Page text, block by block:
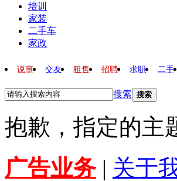
培训
家装
二手车
家政
说事 交友 租售 招聘 求职 二手
搜索 搜索
抱歉，指定的主
广告业务| 关于